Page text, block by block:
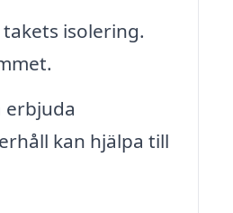
isolering.
erbjuda
kan hjälpa till